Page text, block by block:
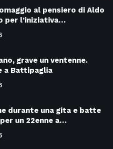
al pensiero di Aldo
per l’iniziativa…
grave un ventenne.
a Battipaglia
durante una gita e batte
un 22enne a…